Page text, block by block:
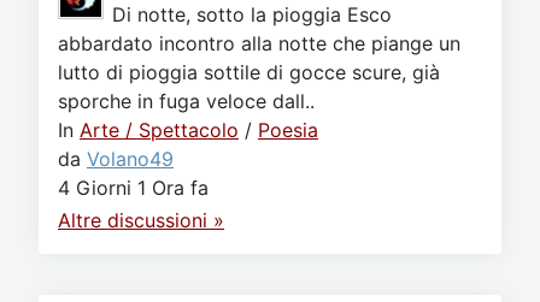
Di notte, sotto la pioggia Esco
abbardato incontro alla notte che piange un
lutto di pioggia sottile di gocce scure, già
sporche in fuga veloce dall..
In Arte / Spettacolo / Poesia
da Volano49
4 Giorni 1 Ora fa
Altre discussioni »